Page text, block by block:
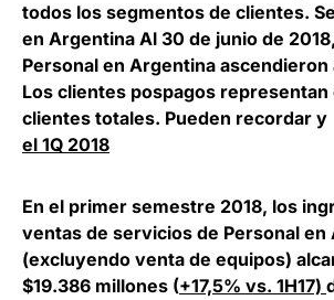
todos los segmentos de clientes.
en Argentina Al 30 de junio de
Personal en Argentina ascendieron
Los clientes pospagos representan
clientes totales. Pueden recordar y
el 1Q 2018
En el primer semestre 2018, los
ventas de servicios de Personal en
(excluyendo venta de equipos)
$19.386 millones (+17,5% vs. 1H17)